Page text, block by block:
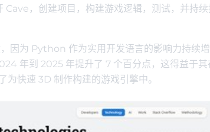
Cave，创建项目，构建游戏逻辑，测试，并持
因为 Python 作为实用开发语言的影响力持
年到 2025 年提升了 7 个百分点，这得益于
为快速 3D 制作构建的游戏引擎中。